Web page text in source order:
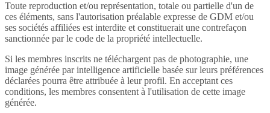
Toute reproduction et/ou représentation, totale ou partielle d'un de
ces éléments, sans l'autorisation préalable expresse de GDM et/ou
ses sociétés affiliées est interdite et constituerait une contrefaçon
sanctionnée par le code de la propriété intellectuelle.
Si les membres inscrits ne téléchargent pas de photographie, une
image générée par intelligence artificielle basée sur leurs préférences
déclarées pourra être attribuée à leur profil. En acceptant ces
conditions, les membres consentent à l'utilisation de cette image
générée.